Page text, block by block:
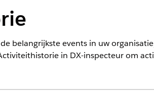
belangrijkste events in uw
in DX-inspecteur om